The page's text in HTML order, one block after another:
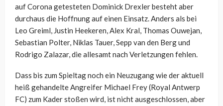
auf Corona getesteten Dominick Drexler besteht aber
durchaus die Hoffnung auf einen Einsatz. Anders als bei
Leo Greiml, Justin Heekeren, Alex Kral, Thomas Ouwejan,
Sebastian Polter, Niklas Tauer, Sepp van den Berg und
Rodrigo Zalazar, die allesamt nach Verletzungen fehlen.
Dass bis zum Spieltag noch ein Neuzugang wie der aktuell
heiß gehandelte Angreifer Michael Frey (Royal Antwerp
FC) zum Kader stoßen wird, ist nicht ausgeschlossen, aber